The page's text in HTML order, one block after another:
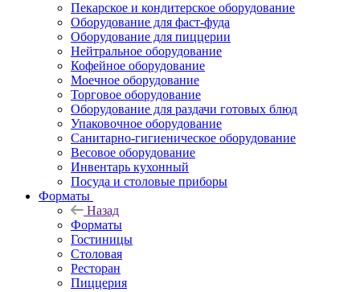
Пекарское и кондитерское оборудование
Оборудование для фаст-фуда
Оборудование для пиццерии
Нейтральное оборудование
Кофейное оборудование
Моечное оборудование
Торговое оборудование
Оборудование для раздачи готовых блюд
Упаковочное оборудование
Санитарно-гигиеническое оборудование
Весовое оборудование
Инвентарь кухонный
Посуда и столовые приборы
Форматы
Назад
Форматы
Гостиницы
Столовая
Ресторан
Пиццерия